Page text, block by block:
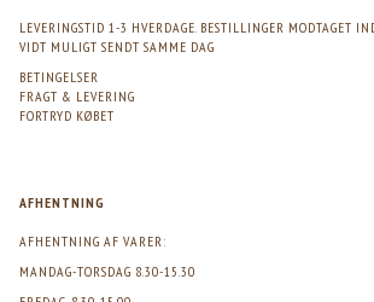
LEVERINGSTID 1-3 HVERDAGE. BESTILLINGER MODTAGET
VIDT MULIGT SENDT SAMME DAG
BETINGELSER
FRAGT & LEVERING
FORTRYD KØBET
AFHENTNING
AFHENTNING AF VARER:
MANDAG-TORSDAG 8.30-15.30